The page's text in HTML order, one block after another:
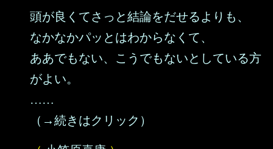
頭が良くてさっと結論をだせるよりも、
なかなかパッとはわからなくて、
ああでもない、こうでもないとしている方
がよい。
……
（→続きはクリック）